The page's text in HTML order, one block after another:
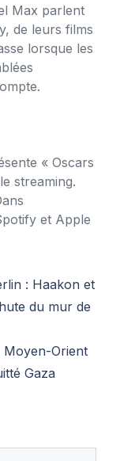
Max parlent
de leurs films
lorsque les
« Oscars
streaming.
et Apple
: Haakon et
du mur de
Orient
Gaza